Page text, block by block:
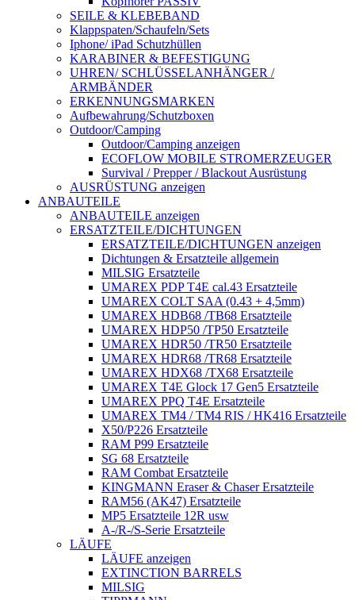
SEILE & KLEBEBAND
Klappspaten/Schaufeln/Sets
Iphone/ iPad Schutzhüllen
KARABINER & BEFESTIGUNG
UHREN/ SCHLÜSSELANHÄNGER /
ARMBÄNDER
ERKENNUNGSMARKEN
Aufbewahrung/Schutzboxen
Outdoor/Camping
Outdoor/Camping anzeigen
ECOFLOW MOBILE STROMERZEUGER
Survival / Prepper / Blackout Ausrüstung
AUSRÜSTUNG anzeigen
ANBAUTEILE
ANBAUTEILE anzeigen
ERSATZTEILE/DICHTUNGEN
ERSATZTEILE/DICHTUNGEN anzeigen
Dichtungen & Ersatzteile allgemein
MILSIG Ersatzteile
UMAREX PDP T4E cal.43 Ersatzteile
UMAREX COLT SAA (0.43 + 4,5mm)
UMAREX HDB68 /TB68 Ersatzteile
UMAREX HDP50 /TP50 Ersatzteile
UMAREX HDR50 /TR50 Ersatzteile
UMAREX HDR68 /TR68 Ersatzteile
UMAREX HDX68 /TX68 Ersatzteile
UMAREX T4E Glock 17 Gen5 Ersatzteile
UMAREX PPQ T4E Ersatzteile
UMAREX TM4 / TM4 RIS / HK416 Ersatzteile
X50/P226 Ersatzteile
RAM P99 Ersatzteile
SG 68 Ersatzteile
RAM Combat Ersatzteile
KINGMANN Eraser & Chaser Ersatzteile
RAM56 (AK47) Ersatzteile
MP5 Ersatzteile 12R usw
A-/R-/S-Serie Ersatzteile
LÄUFE
LÄUFE anzeigen
EXTINCTION BARRELS
MILSIG